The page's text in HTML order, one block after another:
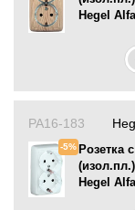
Hegel
РА16-183
-5% Розетка
Hegel